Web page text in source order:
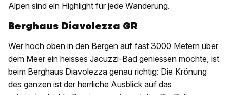
Alpen sind ein Highlight für jede Wanderung.
Berghaus Diavolezza GR
Wer hoch oben in den Bergen auf fast 3000 Metern über
dem Meer ein heisses Jacuzzi-Bad geniessen möchte, ist
beim Berghaus Diavolezza genau richtig: Die Krönung
des ganzen ist der herrliche Ausblick auf das